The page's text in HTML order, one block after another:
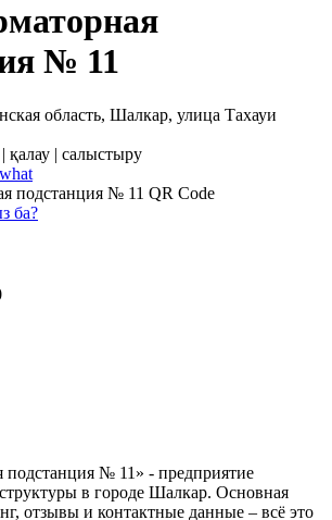
№ 11
область, Шалкар, улица Тахауи
| қалау | салыстыру
ба?
подстанция № 11» - предприятие
в городе Шалкар. Основная
отзывы и контактные данные – всё это